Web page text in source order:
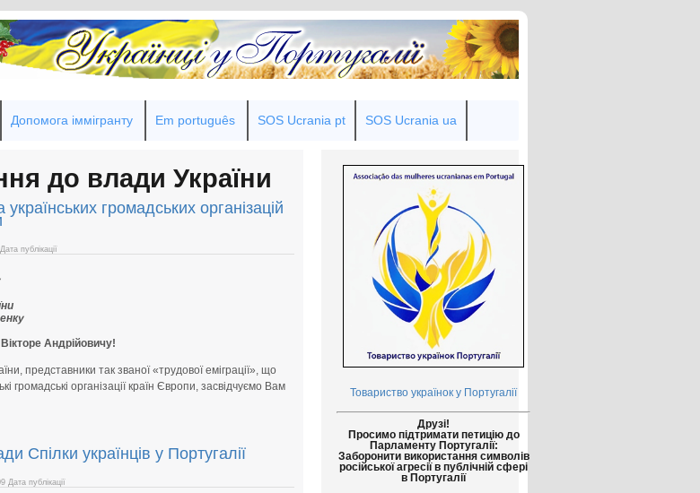
Допомога іммігранту Em português SOS Ucrania pt SOS Ucrania ua
до влади України
громадських організацій
Дата публікації
Андрійовичу!
представники так званої «трудової еміграції», що
громадські організації країн Європи, засвідчуємо Вам
Спілки українців у Португалії
Дата публікації
Товариство українок у Португалії
Друзі!
Просимо підтримати петицію до
Парламенту Португалії:
Заборонити використання символів
російської агресії в публічній сфері
в Португалії